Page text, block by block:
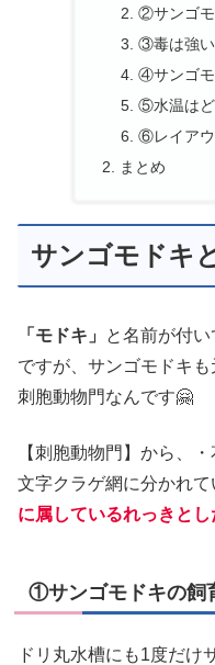
②サンゴモ
③毒は強い
④サンゴモ
⑤水温はど
⑥レイアウ
まとめ
サンゴモドキ
「モドキ」
と名前が付
ですが、サンゴモドキ
刺胞動物門なんです🤗
【刺胞動物門】から、
文字クラゲ網に分かれて
に属しているれっきと
①サンゴモドキの飼
ドリ丸水槽にも1度だけ